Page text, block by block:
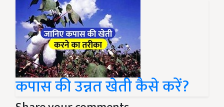
कपास की उन्नत खेती कैसे करें?